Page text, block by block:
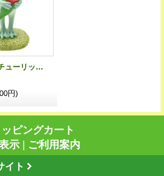
Copeau チューリップとコポミ
円)
ピングカート
示 | ご利用案内
イト